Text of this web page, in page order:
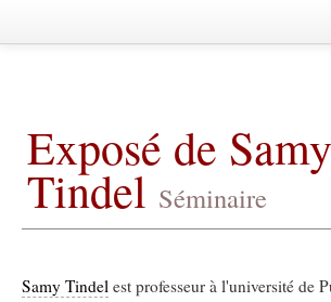
CentraleSupélec
Agenda
Membres
Publications
Exposé de Samy
Tindel Séminaire
Samy Tindel est professeur à l'université de